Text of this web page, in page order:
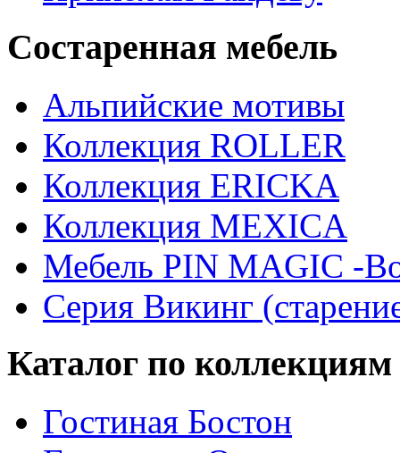
Состаренная мебель
Альпийские мотивы
Коллекция ROLLER
Коллекция ERICKA
Коллекция MEXICA
Мебель PIN MAGIС -
Серия Викинг
Каталог по коллекциям
Гостиная Бостон